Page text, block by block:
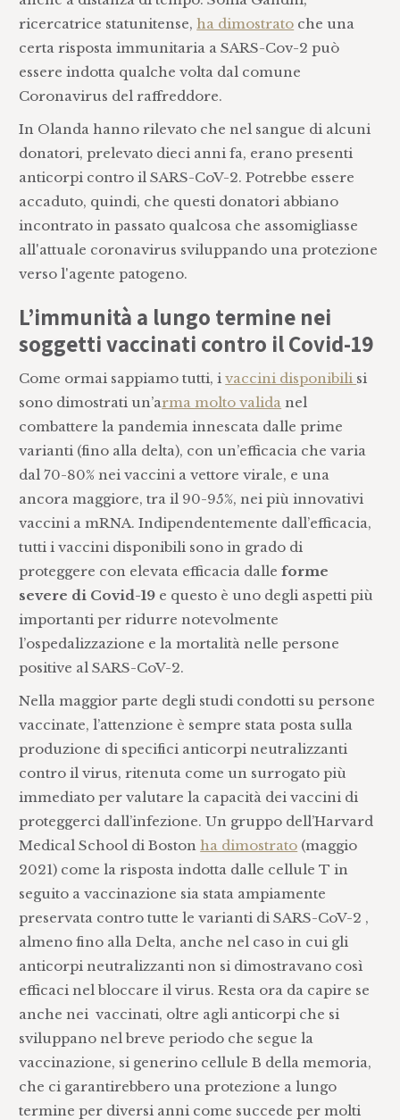
ricercatrice statunitense,ha dimostrato che una
certa risposta immunitaria a SARS-Cov-2 può
essere indotta qualche volta dal comune
Coronavirus del raffreddore.
In Olanda hanno rilevato che nel sangue di alcuni
donatori, prelevato dieci anni fa, erano presenti
anticorpi contro il SARS-CoV-2. Potrebbe essere
accaduto, quindi, che questi donatori abbiano
incontrato in passato qualcosa che assomigliasse
all'attuale coronavirus sviluppando una protezione
verso l'agente patogeno.
L’immunità a lungo termine nei
soggetti vaccinati contro il Covid-19
Come ormai sappiamo tutti, ivaccini disponibili si
sono dimostrati un’arma molto valida nel
combattere la pandemia innescata dalle prime
varianti (fino alla delta), con un’efficacia che varia
dal 70-80% nei vaccini a vettore virale, e una
ancora maggiore, tra il 90-95%, nei più innovativi
vaccini a mRNA. Indipendentemente dall’efficacia,
tutti i vaccini disponibili sono in grado di
proteggere con elevata efficacia dalleforme
severe di Covid-19 e questo è uno degli aspetti più
importanti per ridurre notevolmente
l’ospedalizzazione e la mortalità nelle persone
positive al SARS-CoV-2.
Nella maggior parte degli studi condotti su persone
vaccinate, l’attenzione è sempre stata posta sulla
produzione di specifici anticorpi neutralizzanti
contro il virus, ritenuta come un surrogato più
immediato per valutare la capacità dei vaccini di
proteggerci dall’infezione. Un gruppo dell’Harvard
Medical School di Bostonha dimostrato (maggio
2021) come la risposta indotta dalle cellule T in
seguito a vaccinazione sia stata ampiamente
preservata contro tutte le varianti di SARS-CoV-2 ,
almeno fino alla Delta, anche nel caso in cui gli
anticorpi neutralizzanti non si dimostravano così
efficaci nel bloccare il virus. Resta ora da capire se
anche nei vaccinati, oltre agli anticorpi che si
sviluppano nel breve periodo che segue la
vaccinazione, si generino cellule B della memoria,
che ci garantirebbero una protezione a lungo
termine per diversi anni come succede per molti